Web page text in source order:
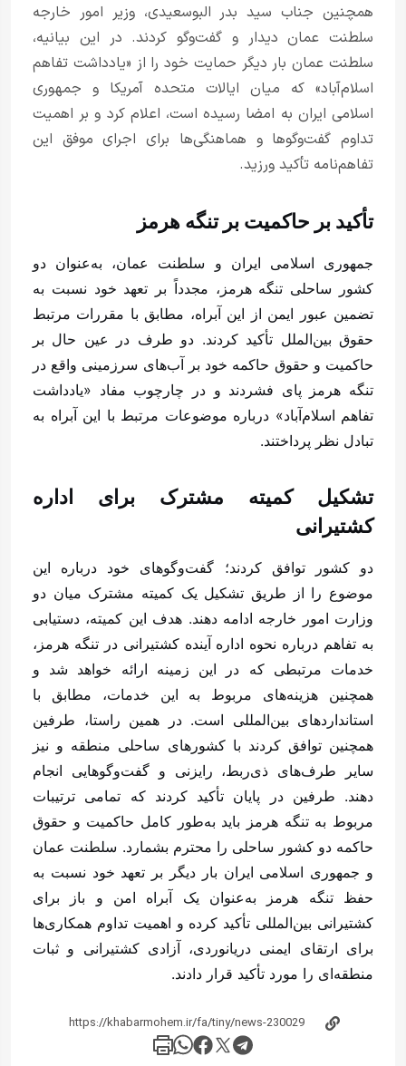
همچنین جناب سید بدر البوسعیدی، وزیر امور خارجه
سلطنت عمان دیدار و گفت‌وگو کردند. در این بیانیه،
سلطنت عمان بار دیگر حمایت خود را از «یادداشت تفاهم
اسلام‌آباد» که میان ایالات متحده آمریکا و جمهوری
اسلامی ایران به امضا رسیده است، اعلام کرد و بر اهمیت
تداوم گفت‌وگوها و هماهنگی‌ها برای اجرای موفق این
تفاهم‌نامه تأکید ورزید.
تأکید بر حاکمیت بر تنگه هرمز
جمهوری اسلامی ایران و سلطنت عمان، به‌عنوان دو
کشور ساحلی تنگه هرمز، مجدداً بر تعهد خود نسبت به
تضمین عبور ایمن از این آبراه، مطابق با مقررات مرتبط
حقوق بین‌الملل تأکید کردند. دو طرف در عین حال بر
حاکمیت و حقوق حاکمه خود بر آب‌های سرزمینی واقع در
تنگه هرمز پای فشردند و در چارچوب مفاد «یادداشت
تفاهم اسلام‌آباد» درباره موضوعات مرتبط با این آبراه به
تبادل نظر پرداختند.
تشکیل کمیته مشترک برای اداره
کشتیرانی
دو کشور توافق کردند؛ گفت‌وگوهای خود درباره این
موضوع را از طریق تشکیل یک کمیته مشترک میان دو
وزارت امور خارجه ادامه دهند. هدف این کمیته، دستیابی
به تفاهم درباره نحوه اداره آینده کشتیرانی در تنگه هرمز،
خدمات مرتبطی که در این زمینه ارائه خواهد شد و
همچنین هزینه‌های مربوط به این خدمات، مطابق با
استانداردهای بین‌المللی است. در همین راستا، طرفین
همچنین توافق کردند با کشورهای ساحلی منطقه و نیز
سایر طرف‌های ذی‌ربط، رایزنی و گفت‌وگوهایی انجام
دهند. طرفین در پایان تأکید کردند که تمامی ترتیبات
مربوط به تنگه هرمز باید به‌طور کامل حاکمیت و حقوق
حاکمه دو کشور ساحلی را محترم بشمارد. سلطنت عمان
و جمهوری اسلامی ایران بار دیگر بر تعهد خود نسبت به
حفظ تنگه هرمز به‌عنوان یک آبراه امن و باز برای
کشتیرانی بین‌المللی تأکید کرده و اهمیت تداوم همکاری‌ها
برای ارتقای ایمنی دریانوردی، آزادی کشتیرانی و ثبات
منطقه‌ای را مورد تأکید قرار دادند.